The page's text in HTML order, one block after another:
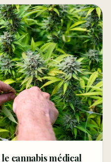
cannabis médical